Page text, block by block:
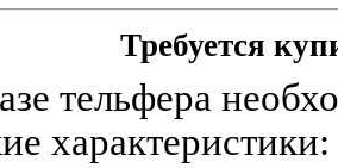
Требуется
тельфера
характеристики: